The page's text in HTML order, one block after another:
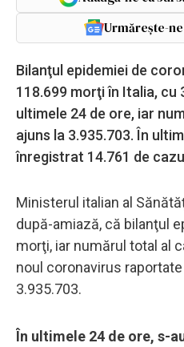
Urmărește-ne
Bilanţul epidemiei de
118.699 morţi în Italia, cu
ultimele 24 de ore, iar
ajuns la 3.935.703. În
înregistrat 14.761 de
Ministerul italian al
după-amiază, că bilanţul
morţi, iar numărul total al
noul coronavirus
3.935.703.
În ultimele 24 de ore, s-